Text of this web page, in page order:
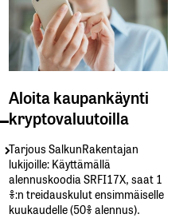
Aloita kaupankäynti
kryptovaluutoilla
Tarjous SalkunRakentajan
lukijoille: Käyttämällä​ ​
alennuskoodia​ ​SRFI17X,​ ​saat​ ​1
%:n treidauskulut​ ​ensimmäiselle​ ​
kuukaudelle​ ​(50%​ ​alennus).